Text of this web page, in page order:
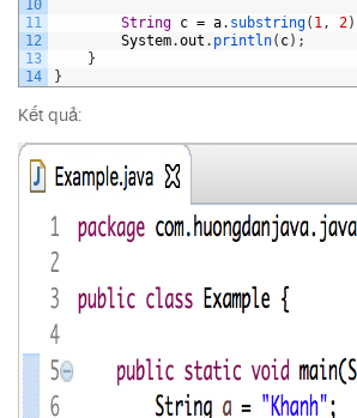
10
11
12
13
14
String c = a. substring( 1 , 2)
System.out . println( c) ;
}
}
Kết quả: